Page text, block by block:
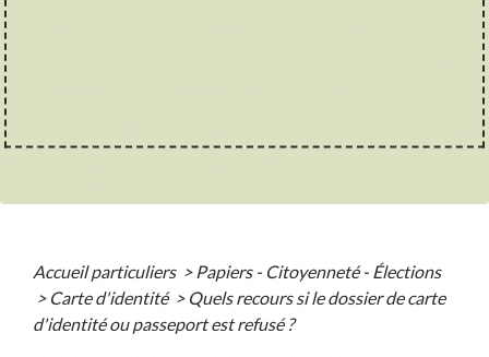
Accueil particuliers > Papiers - Citoyenneté - Élections
> Carte d'identité > Quels recours si le dossier de carte
d'identité ou passeport est refusé ?